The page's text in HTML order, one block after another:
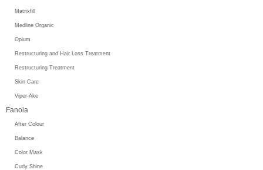
Matrixfill
Medline Organic
Opium
Restructuring and Hair Loss Treatment
Restructuring Treatment
Skin Care
Viper-Ake
Fanola
After Colour
Balance
Color Mask
Curly Shine